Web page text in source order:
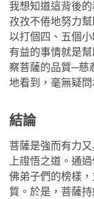
我想知道這背後
孜孜不倦地努力
以打個四、五個
有益的事情就是
察菩薩的品質─慈
地看到，毫無疑
結論
菩薩是強而有力
上證悟之道。通
佛弟子們的榜樣
質。於是，菩薩